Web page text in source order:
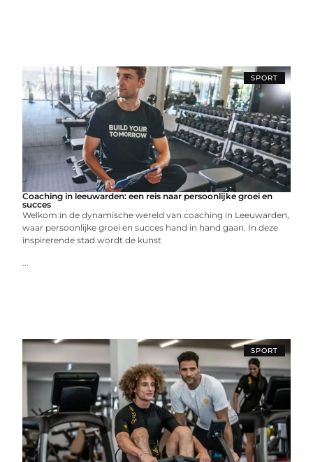
SPORT
Coaching in leeuwarden: een reis naar persoonlijke groei en
succes
Welkom in de dynamische wereld van coaching in Leeuwarden,
waar persoonlijke groei en succes hand in hand gaan. In deze
inspirerende stad wordt de kunst
...
SPORT